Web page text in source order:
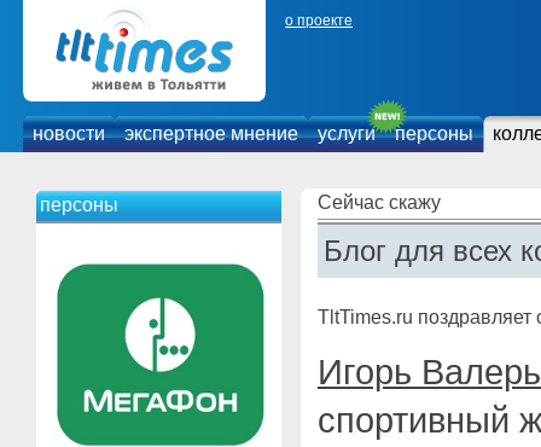
о проекте
новости экспертное мнение услуги персоны
персоны Сейчас скажу
Блог для всех
TltTimes.ru
Игорь
спортивный